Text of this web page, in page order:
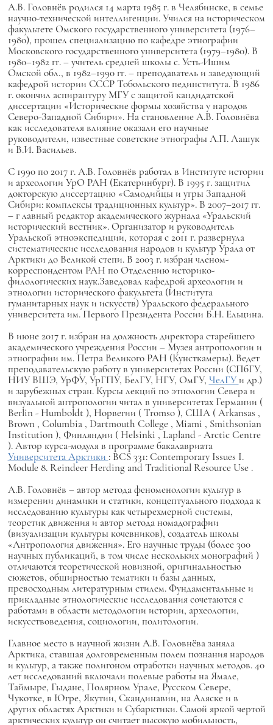
А.В. Головнёв родился 14 марта 1985 г. в Челябинске, в семье
научно-технической интеллигенции. Учился на историческом
факультете Омского государственного университета (1976–
1980), прошел специализацию по кафедре этнографии
Московского государственного университета (1979–1980). В
1980–1982 гг. – учитель средней школы с. Усть-Ишим
Омской обл., в 1982–1990 гг. – преподаватель и заведующий
кафедрой истории СССР Тобольского пединститута. В 1986
г. окончил аспирантуру МГУ сзащитой кандидатской
диссертации «Исторические формы хозяйства у народов
Северо-Западной Сибири». На становление А.В. Головнёва
как исследователя влияние оказали его научные
руководители, известные советские этнографы Л.П. Лашук
и В.И. Васильев.
С 1990 по 2017 г. А.В. Головнёв работал в Институте истории
и археологии УрО РАН (Екатеринбург). В 1995 г. защитил
докторскую диссертацию «Самодийцы и угры Западной
Сибири: комплексы традиционных культур». В 2007–2017 гг.
– главный редактор академического журнала «Уральский
исторический вестник». Организатор и руководитель
Уральской этноэкспедиции, которая с 2011 г. развернула
систематические исследования народов и культур Урала от
Арктики до Великой степи. В 2003 г. избран членом-
корреспондентом РАН по Отделению историко-
филологических наук.Заведовал кафедрой археологии и
этнологии исторического факультета (Института
гуманитарных наук и искусств) Уральского федерального
университета им. Первого Президента России Б.Н. Ельцина.
В июне 2017 г. избран на должность директора старейшего
академического учреждения России – Музея антропологии и
этнографии им. Петра Великого РАН (Кунсткамеры). Ведет
преподавательскую работу в университетах России (СПбГУ,
НИУ ВШЭ, УрФУ, УрГПУ, БелГУ, НГУ, ОмГУ, ЧелГУи др.)
и зарубежных стран. Курсы лекций по этнологии Севера и
визуальной антропологии читал в университетах Германии (
Berlin- Humboldt ), Норвегии (Tromso ), США (Arkansas ,
Brown , Columbia , Dartmouth College , Miami , Smithsonian
Institution ), Финляндии ( Helsinki , Lapland -ArcticCentre
). Автор курса-модуля в программе бакалавриата
Университета Арктики : BCS 331: Contemporary Issues I.
Module 8. Reindeer Herding and Traditional Resource Use .
А.В. Головнёв – автор метода феноменологии культур в
измерении динамики и статики, концептуального подхода к
исследованию культуры как четырехмерной системы,
теоретик движения и автор метода номадографии
(визуализации культуры кочевников), создатель школы
«Антропология движения». Его научные труды (более300
научных публикаций, в том числе нескольких монографий )
отличаются теоретической новизной, оригинальностью
сюжетов, обширностью тематики и базы данных,
превосходным литературным стилем. Фундаментальные и
прикладные этнологические исследования сочетаются с
работами в области методологии истории, археологии,
искусствоведения, социологии, политологии.
Главное место в научной жизни А.В. Головнёва заняла
Арктика, ставшая долговременным полем познания народов
и культур, а также полигоном отработки научных методов. 40
лет исследований включали полевые работы на Ямале,
Таймыре, Гыдане, Полярном Урале, Русском Севере,
Чукотке, в Югре, Якутии, Скандинавии, на Аляске и в
других областях Арктики и Субарктики. Самой яркой чертой
арктических культур он считает высокую мобильность,